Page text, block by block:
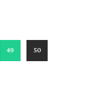
49 50